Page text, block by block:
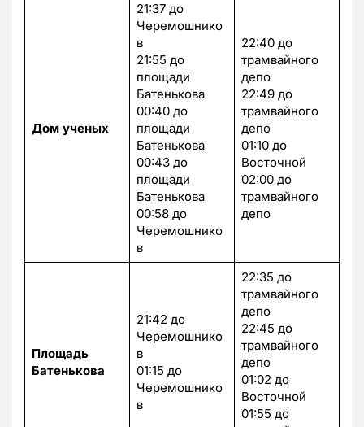
Дом ученых
21:37 до
Черемошнико
в
21:55 до
площади
Батенькова
00:40 до
площади
Батенькова
00:43 до
площади
Батенькова
00:58 до
Черемошнико
в
22:40 до
трамвайного
депо
22:49 до
трамвайного
депо
01:10 до
Восточной
02:00 до
трамвайного
депо
Площадь
Батенькова
21:42 до
Черемошнико
в
01:15 до
Черемошнико
в
22:35 до
трамвайного
депо
22:45 до
трамвайного
депо
01:02 до
Восточной
01:55 до